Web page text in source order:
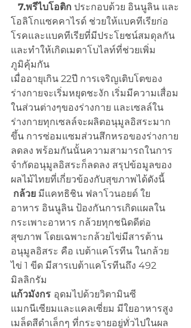
7.พรีไบโอติก ประกอบด้วย อินนูลิน และ
โอลิโกแซคคาไรด์ ช่วยให้แบคทีเรียก่อ
โรคและแบคทีเรียที่มีประโยชน์สมดุลกัน
และทำให้เกิดเมตาโบไลท์ที่ช่วยเพิ่ม
ภูมิคุ้มกัน
เมื่ออายุเกิน 22ปี การเจริญเติบโตของ
ร่างกายจะเริ่มหยุดชะงัก เริ่มมีความเสื่อม
ในส่วนต่างๆของร่างกาย และเซลล์ใน
ร่างกายทุกเซลล์จะผลิตอนุมูลอิสระมาก
ขึ้น การซ่อมแซมส่วนสึกหรอของร่างกาย
ลดลง พร้อมกันนั้นความสามารถในการ
จำกัดอนุมูลอิสระก็ลดลง สรุปข้อมูลของ
ผลไม้ไทยที่เกี่ยวข้องกับสุขภาพได้ดังนี้
กล้วย มีแคทธิชิน ฟลาโวนอยด์ ใย
อาหาร อินนูลิน ป้องกันการเกิดแผลใน
กระเพาะอาหาร กล้วยทุกชนิดดีต่อ
สุขภาพ โดยเฉพาะกล้วยไข่มีสารต้าน
อนุมูลอิสระ คือ เบต้าแคโรทีน ในกล้วย
ไข่ 1 ขีด มีสารเบต้าแคโรทีนถึง 492
มิลลิกรัม
แก้วมังกร อุดมไปด้วยวิตามินซี
แมกนีเซียมและแคลเซี่ยม มีใยอาหารสูง
เมล็ดสีดำเล็กๆ ที่กระจายอยู่ทั่วไปในผล